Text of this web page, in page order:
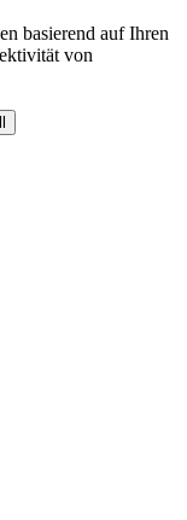
basierend auf Ihren
von